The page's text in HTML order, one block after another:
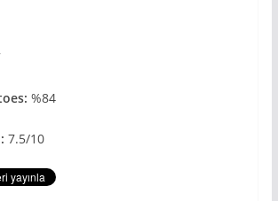
%84
7.5/10